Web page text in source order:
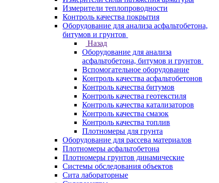
Измерители теплопроводности
Контроль качества покрытия
Оборудование для анализа асфальтобетона,
битумов и грунтов
Назад
Оборудование для анализа
асфальтобетона, битумов и грунтов
Вспомогательное оборудование
Контроль качества асфальтобетонов
Контроль качества битумов
Контроль качества геотекстиля
Контроль качества катализаторов
Контроль качества смазок
Контроль качества топлив
Плотномеры для грунта
Оборудование для рассева материалов
Плотномеры асфальтобетона
Плотномеры грунтов динамические
Системы обследования объектов
Сита лабораторные